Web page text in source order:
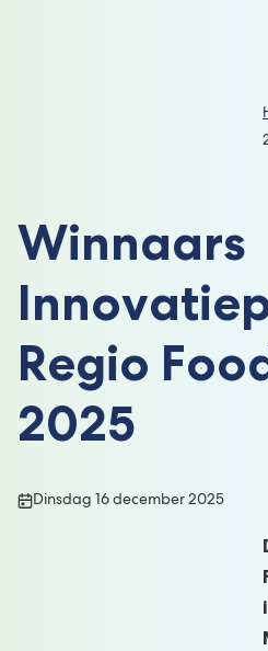
Winnaars
Regio
2025
Publicatiedatum:
Dinsdag 16 december 2025